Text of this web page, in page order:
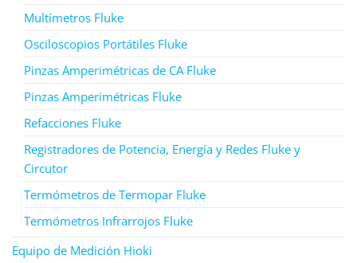
Multímetros Fluke
Osciloscopios Portátiles Fluke
Pinzas Amperimétricas de CA Fluke
Pinzas Amperimétricas Fluke
Refacciones Fluke
Registradores de Potencia, Energía y Redes Fluke y
Circutor
Termómetros de Termopar Fluke
Termómetros Infrarrojos Fluke
Equipo de Medición Hioki